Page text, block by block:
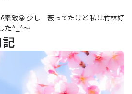
素敵😀 少し 薮ってたけど 私は竹林好
た^_^〜